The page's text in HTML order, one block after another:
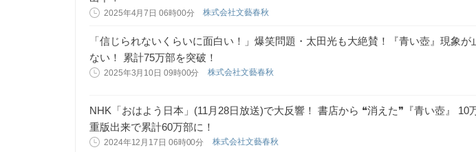
2025年4月7日 06時00分 株式会社文藝春秋
「信じられないくらいに面白い！」爆笑問題・太田光も大絶賛！『青い壺』現象が
ない！ 累計75万部を突破！
2025年3月10日 09時00分 株式会社文藝春秋
NHK「おはよう日本」(11月28日放送)で大反響！ 書店から ❝消えた❞『青い壺』 10
重版出来で累計60万部に！
2024年12月17日 06時00分 株式会社文藝春秋